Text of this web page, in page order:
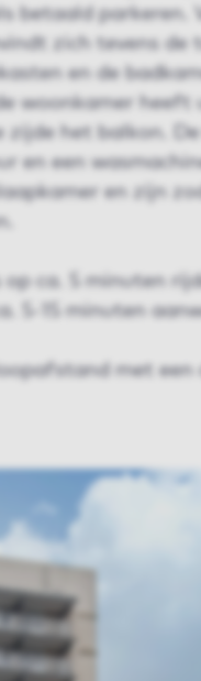
betaald parkeren.
zich tevens de
en de
woonkamer heeft
zijde het balkon.
en een
en zijn
ca. 5 minuten
5-15 minuten
met